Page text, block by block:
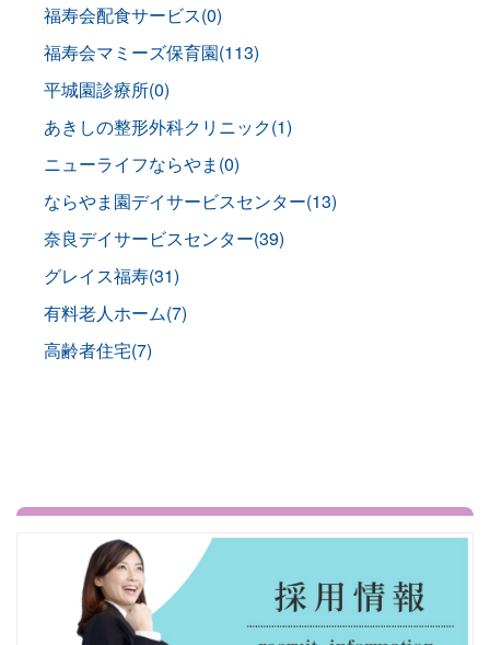
福寿会配食サービス(0)
福寿会マミーズ保育園(113)
平城園診療所(0)
あきしの整形外科クリニック(1)
ニューライフならやま(0)
ならやま園デイサービスセンター(13)
奈良デイサービスセンター(39)
グレイス福寿(31)
有料老人ホーム(7)
高齢者住宅(7)